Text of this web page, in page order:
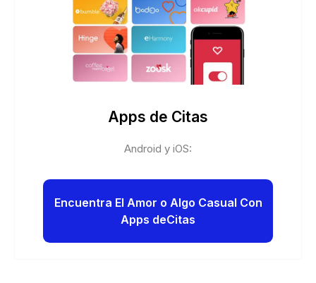
Apps de Citas
Android y iOS:
Encuentra El Amor o Algo Casual Con
Apps deCitas